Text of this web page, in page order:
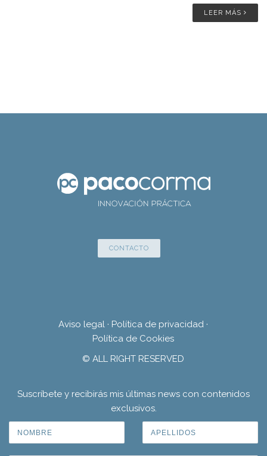
LEER MÁS
CONTACTO
Aviso legal · Política de privacidad ·
Política de Cookies
© ALL RIGHT RESERVED
Suscríbete y recibirás mis últimas news con contenidos
exclusivos.